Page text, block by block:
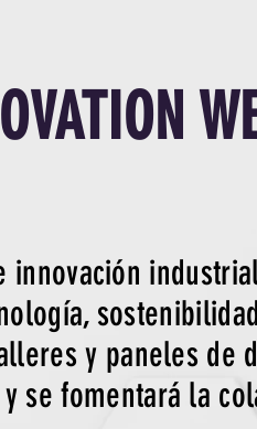
innovación
y paneles de
se fomentará la